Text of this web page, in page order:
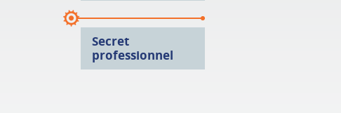
Secret
professionnel